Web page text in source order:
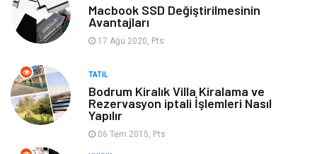
Turizm Spor Malzemeleri
Hediyelik Eşya
oyun alanları
Blogroll
Macbook SSD Değiştirilmesinin
Avantajları
17 Ağu 2020, Pts
TATIL
Bodrum Kiralık Villa Kiralama ve
Rezervasyon iptali İşlemleri Nasıl
Yapılır
06 Tem 2015, Pts